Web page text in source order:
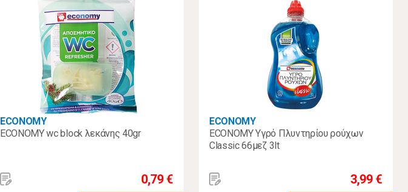
ECONOMY
ECONOMY wc block λεκάνης 40gr
0,79 €
ECONOMY
ECONOMY Yγρό Πλυντηρίου ρούχων
Classic 66μεζ 3lt
3,99 €